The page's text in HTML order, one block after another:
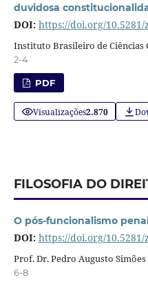
duvidosa
DOI: https://doi.org/10.5281/
Instituto Brasileiro de Ciências
2-4
PDF
Visualizações2.870
FILOSOFIA DO
O pós-funcionalismo penal
DOI: https://doi.org/10.5281/
Prof. Dr. Pedro Augusto Simões
6-8